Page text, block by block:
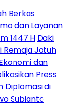
Berkas
dan Layanan
1447 H Daki
Remaja Jatuh
dan
Press
Diplomasi di
Subianto